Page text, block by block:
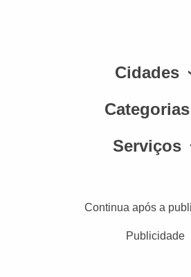
Cidades
Categorias
Serviços
Continua após a
Publicidade